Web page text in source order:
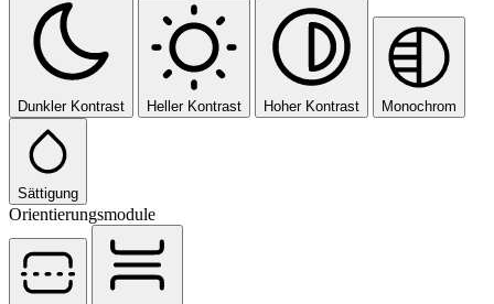
Dunkler Kontrast Heller Kontrast Hoher Kontrast Monochrom
Sättigung
Orientierungsmodule